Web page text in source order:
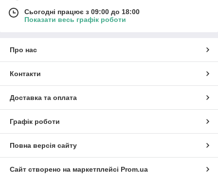
Сьогодні працює з 09:00 до 18:00
Показати весь графік роботи
Про нас
Контакти
Доставка та оплата
Графік роботи
Повна версія сайту
Сайт створено на маркетплейсі Prom.ua